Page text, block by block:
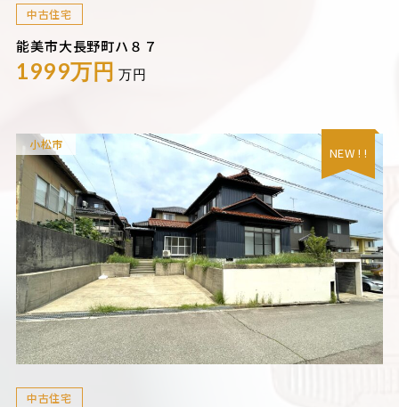
中古住宅
能美市大長野町ハ８７
1999万円 万円
小松市
NEW ! !
中古住宅